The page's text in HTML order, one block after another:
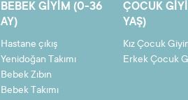
BEBEK GIYIM (0-36
AY)
Hastane çıkış
Yenidoğan Takımı
Bebek Zıbın
Bebek Takımı
ÇOCUK
YAŞ)
Kız Çocuk
Erkek Çocuk